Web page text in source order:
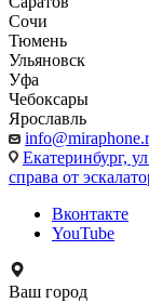
Сочи
Тюмень
Ульяновск
Уфа
Чебоксары
Ярославль
Екатеринбург,
справа от
Вконтакте
YouTube
Ваш город